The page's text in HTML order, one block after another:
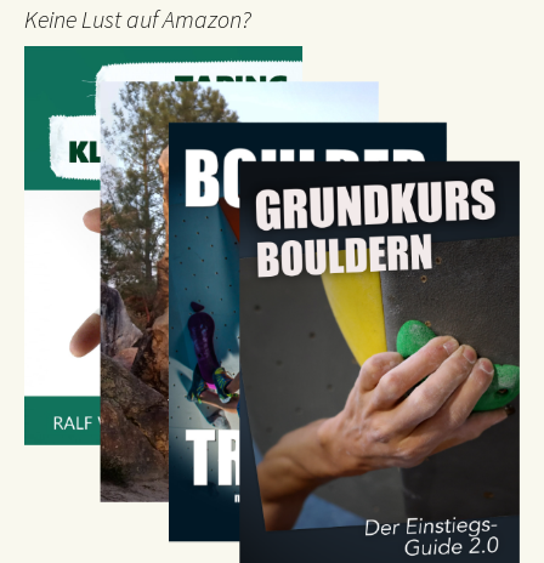
Keine Lust auf Amazon?